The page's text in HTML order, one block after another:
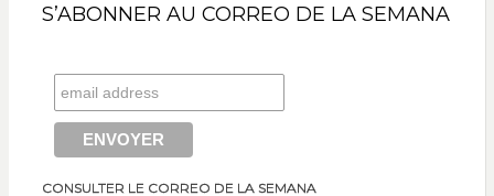
S’ABONNER AU CORREO DE LA SEMANA
CONSULTER LE CORREO DE LA SEMANA